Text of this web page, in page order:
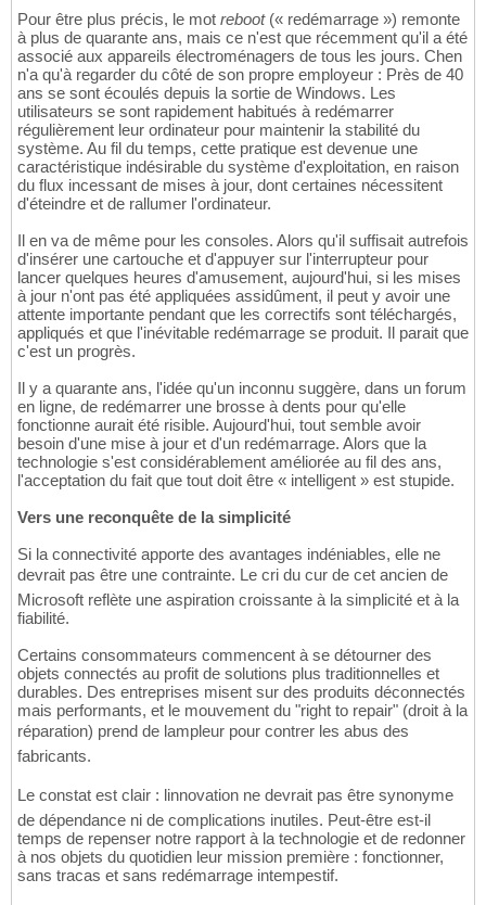
Pour être plus précis, le mot reboot(« redémarrage ») remonte
à plus de quarante ans, mais ce n'est que récemment qu'il a été
associé aux appareils électroménagers de tous les jours. Chen
n'a qu'à regarder du côté de son propre employeur : Près de 40
ans se sont écoulés depuis la sortie de Windows. Les
utilisateurs se sont rapidement habitués à redémarrer
régulièrement leur ordinateur pour maintenir la stabilité du
système. Au fil du temps, cette pratique est devenue une
caractéristique indésirable du système d'exploitation, en raison
du flux incessant de mises à jour, dont certaines nécessitent
d'éteindre et de rallumer l'ordinateur.
Il en va de même pour les consoles. Alors qu'il suffisait autrefois
d'insérer une cartouche et d'appuyer sur l'interrupteur pour
lancer quelques heures d'amusement, aujourd'hui, si les mises
à jour n'ont pas été appliquées assidûment, il peut y avoir une
attente importante pendant que les correctifs sont téléchargés,
appliqués et que l'inévitable redémarrage se produit. Il parait que
c'est un progrès.
Il y a quarante ans, l'idée qu'un inconnu suggère, dans un forum
en ligne, de redémarrer une brosse à dents pour qu'elle
fonctionne aurait été risible. Aujourd'hui, tout semble avoir
besoin d'une mise à jour et d'un redémarrage. Alors que la
technologie s'est considérablement améliorée au fil des ans,
l'acceptation du fait que tout doit être « intelligent » est stupide.
Vers une reconquête de la simplicité
Si la connectivité apporte des avantages indéniables, elle ne
devrait pas être une contrainte. Le cri du cur de cet ancien de
Microsoft reflète une aspiration croissante à la simplicité et à la
fiabilité.
Certains consommateurs commencent à se détourner des
objets connectés au profit de solutions plus traditionnelles et
durables. Des entreprises misent sur des produits déconnectés
mais performants, et le mouvement du "right to repair" (droit à la
réparation) prend de lampleur pour contrer les abus des
fabricants.
Le constat est clair : linnovation ne devrait pas être synonyme
de dépendance ni de complications inutiles. Peut-être est-il
temps de repenser notre rapport à la technologie et de redonner
à nos objets du quotidien leur mission première : fonctionner,
sans tracas et sans redémarrage intempestif.